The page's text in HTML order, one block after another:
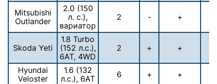
Mitsubishi
Outlander
2.0 (150
л. с.),
вариатор
2 - +
Skoda Yeti
1.8 Turbo
(152 л.с.),
6АТ, 4WD
2 + +
Hyundai
Veloster
1.6 (132
л.с.), 6АТ
6 + +